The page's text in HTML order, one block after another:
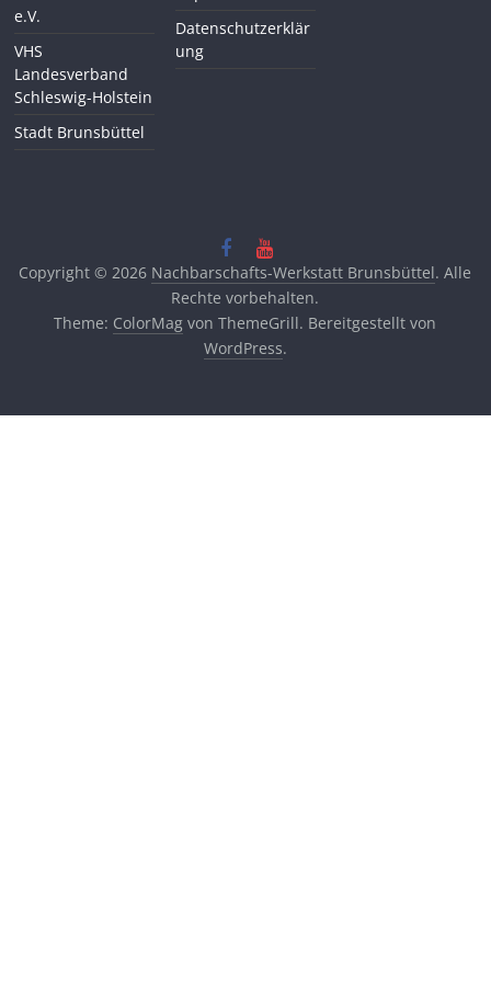
e.V.
VHS
Landesverband
Schleswig-Holstein
Stadt Brunsbüttel
Datenschutzerklär
ung
Copyright © 2026 Nachbarschafts-Werkstatt Brunsbüttel. Alle
Rechte vorbehalten.
Theme: ColorMag von ThemeGrill. Bereitgestellt von
WordPress.